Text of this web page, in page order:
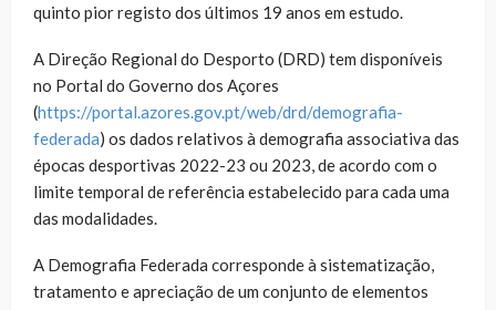
quinto pior registo dos últimos 19 anos em estudo.
A Direção Regional do Desporto (DRD) tem disponíveis
no Portal do Governo dos Açores
(https://portal.azores.gov.pt/web/drd/demografia-
federada) os dados relativos à demografia associativa das
épocas desportivas 2022-23 ou 2023, de acordo com o
limite temporal de referência estabelecido para cada uma
das modalidades.
A Demografia Federada corresponde à sistematização,
tratamento e apreciação de um conjunto de elementos